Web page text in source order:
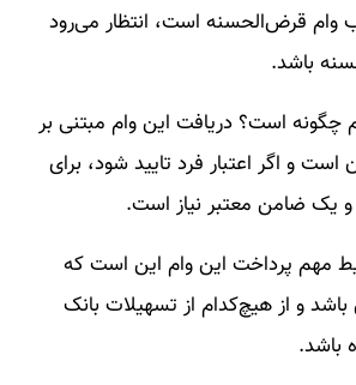
وام قرض‌الحسنه است، انتظار می‌رود
باشد.
چگونه است؟ دریافت این وام مبتنی بر
است و اگر اعتبار فرد تایید شود، برای
یک ضامن معتبر نیاز است.
مهم پرداخت این وام این است که
و از هیچ‌کدام از تسهیلات بانک
باشد.